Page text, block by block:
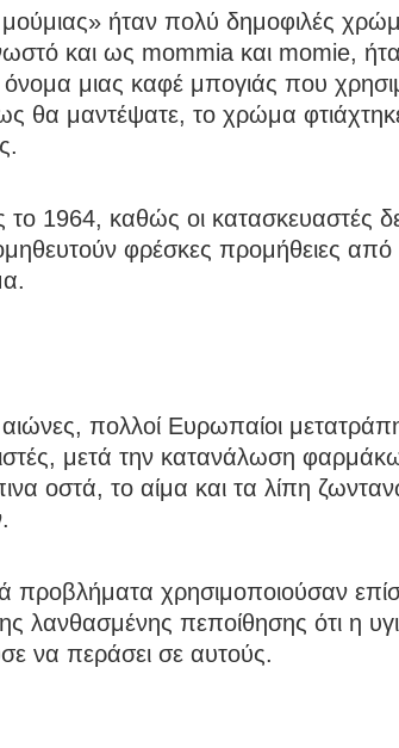
ήταν πολύ δημοφιλές
και ως mommia και momie,
όνομα μιας καφέ μπογιάς που
θα μαντέψατε, το χρώμα
το 1964, καθώς οι κατασκευαστές
φρέσκες προμήθειες από
πολλοί Ευρωπαίοι
μετά την κατανάλωση
οστά, το αίμα και τα λίπη
προβλήματα χρησιμοποιούσαν
λανθασμένης πεποίθησης ότι η
να περάσει σε αυτούς.